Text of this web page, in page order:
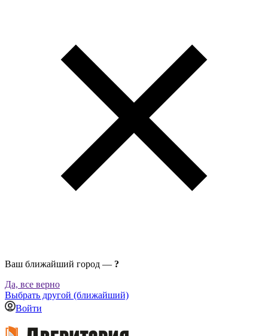
Ваш ближайший город — ?
Да, все верно
Выбрать другой (ближайший)
Войти